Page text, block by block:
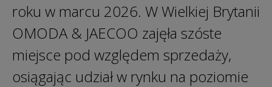
roku w marcu 2026. W Wielkiej Brytanii
OMODA & JAECOO zajęła szóste
miejsce pod względem sprzedaży,
osiągając udział w rynku na poziomie